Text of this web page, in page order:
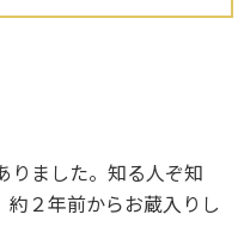
りました。知る人ぞ知
２年前からお蔵入りし